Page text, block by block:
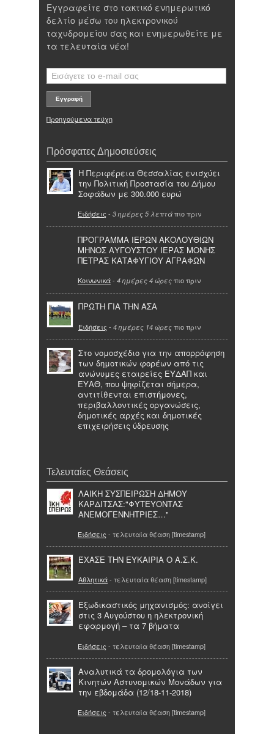
Εγγραφείτε στο τακτικό ενημερωτικό
δελτίο μέσω του ηλεκτρονικού
ταχυδρομείου σας και ενημερωθείτε με
τα τελευταία νέα!
Προηγούμενα τεύχη
Πρόσφατες Δημοσιεύσεις
Η Περιφέρεια Θεσσαλίας ενισχύει
την Πολιτική Προστασία του Δήμου
Σοφάδων με 300.000 ευρώ
Ειδήσεις - 3 ημέρες 5 λεπτά πιο πριν
ΠΡΟΓΡΑΜΜΑ ΙΕΡΩΝ ΑΚΟΛΟΥΘΙΩΝ
ΜΗΝΟΣ ΑΥΓΟΥΣΤΟΥ ΙΕΡΑΣ ΜΟΝΗΣ
ΠΕΤΡΑΣ ΚΑΤΑΦΥΓΙΟΥ ΑΓΡΑΦΩΝ
Κοινωνικά- 4 ημέρες 4 ώρες πιο πριν
ΠΡΩΤΗ ΓΙΑ ΤΗΝ ΑΣΑ
Ειδήσεις - 4 ημέρες 14 ώρες πιο πριν
Στο νομοσχέδιο για την απορρόφηση
των δημοτικών φορέων από τις
ανώνυμες εταιρείες ΕΥΔΑΠ και
ΕΥΑΘ, που ψηφίζεται σήμερα,
αντιτίθενται επιστήμονες,
περιβαλλοντικές οργανώσεις,
δημοτικές αρχές και δημοτικές
επιχειρήσεις ύδρευσης
Τελευταίες Θεάσεις
ΛΑΙΚΗ ΣΥΣΠΕΙΡΩΣΗ ΔΗΜΟΥ
ΚΑΡΔΙΤΣΑΣ:"ΦΥΤΕΥΟΝΤΑΣ
ΑΝΕΜΟΓΕΝΝΗΤΡΙΕΣ…"
Ειδήσεις - τελευταία θέαση [timestamp]
ΈΧΑΣΕ ΤΗΝ ΕΥΚΑΙΡΙΑ Ο Α.Σ.Κ.
Αθλητικά- τελευταία θέαση [timestamp]
Εξωδικαστικός μηχανισμός: ανοίγει
στις 3 Αυγούστου η ηλεκτρονική
εφαρμογή – τα 7 βήματα
Ειδήσεις - τελευταία θέαση [timestamp]
Αναλυτικά τα δρομολόγια των
Κινητών Αστυνομικών Μονάδων για
την εβδομάδα (12/18-11-2018)
Ειδήσεις - τελευταία θέαση [timestamp]